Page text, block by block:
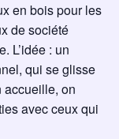
en bois pour les
de société
L’idée : un
qui se glisse
accueille, on
avec ceux qui